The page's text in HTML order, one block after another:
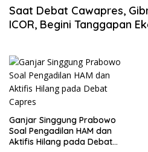
Saat Debat Cawapres,
ICOR, Begini Tanggapan
Ganjar Singgung Prabowo
Soal Pengadilan HAM dan
Aktifis Hilang pada Debat